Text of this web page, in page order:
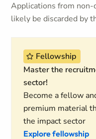
Applications from
likely be discarded by
Fellowship
Master the
sector!
Become a fellow
premium material
the impact sector
Explore fellowship